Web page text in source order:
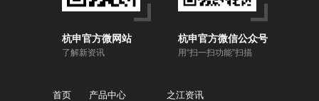
杭申官方微网站
了解新资讯
杭申官方微信公众号
用“扫一扫功能”扫描
首页 产品中心 之江资讯